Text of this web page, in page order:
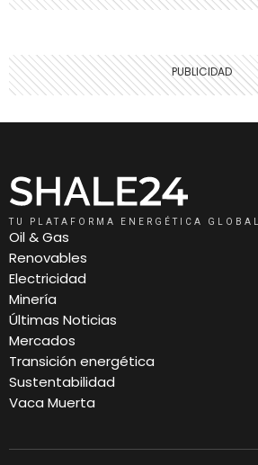
TU PLATAFORMA ENERGÉTICA GLOBAL
Oil & Gas
Renovables
Electricidad
Minería
Últimas Noticias
Mercados
Transición energética
Sustentabilidad
Vaca Muerta